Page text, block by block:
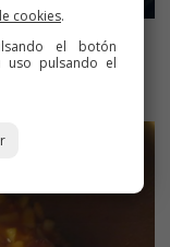
cookies.
el botón
uso pulsando el